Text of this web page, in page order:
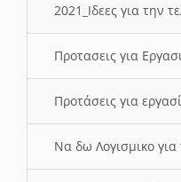
2021_Ιδεες για την
Προτασεις για
Προτάσεις για
Να δω Λογισμικο για